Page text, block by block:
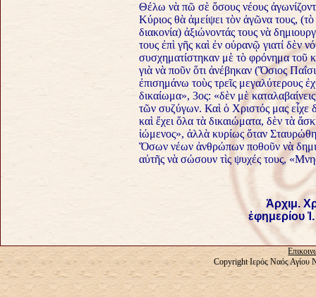
Θέλω νὰ πῶ σὲ ὅσους νέους
Κύριος θὰ ἀμείψει τὸν ἀγῶνα τους,
διακονία) ἀξιώνοντάς τους νὰ
τους ἐπὶ γῆς καὶ ἐν οὐρανῷ γιατί δὲν
συσχηματίστηκαν μὲ τὸ φρόνημα τοῦ
γιὰ νὰ ποῦν ὅτι ἀνέβηκαν (Ὅσιος
ἐπισημάνω τοὺς τρεῖς μεγαλύτερους
δικαίωμα», 3ος: «δὲν μὲ
τῶν συζύγων. Καὶ ὁ Χριστός μας εἶχε
καὶ ἔχει ὅλα τὰ δικαιώματα, δὲν τὰ
ἰώμενος», ἀλλὰ κυρίως ὅταν
Ὅσων νέων ἀνθρώπων ποθοῦν νὰ
αὐτῆς νὰ σώσουν τὶς ψυχές τους,
Ἀρχιμ.
ἐφημερίου
Copyright Ιερός Ναός Αγίου